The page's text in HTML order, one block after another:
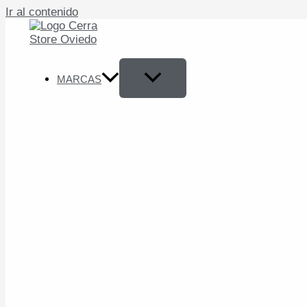
Ir al contenido
MARCAS